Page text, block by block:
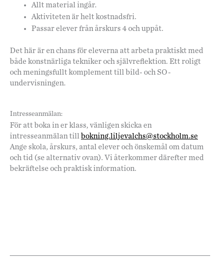
Allt material ingår.
Aktiviteten är helt kostnadsfri.
Passar elever från årskurs 4 och uppåt.
Det här är en chans för eleverna att arbeta praktiskt med
både konstnärliga tekniker och självreflektion. Ett roligt
och meningsfullt komplement till bild- och SO-
undervisningen.
Intresseanmälan:
För att boka in er klass, vänligen skicka en
intresseanmälan till bokning.liljevalchs@stockholm.se
Ange skola, årskurs, antal elever och önskemål om datum
och tid (se alternativ ovan). Vi återkommer därefter med
bekräftelse och praktisk information.